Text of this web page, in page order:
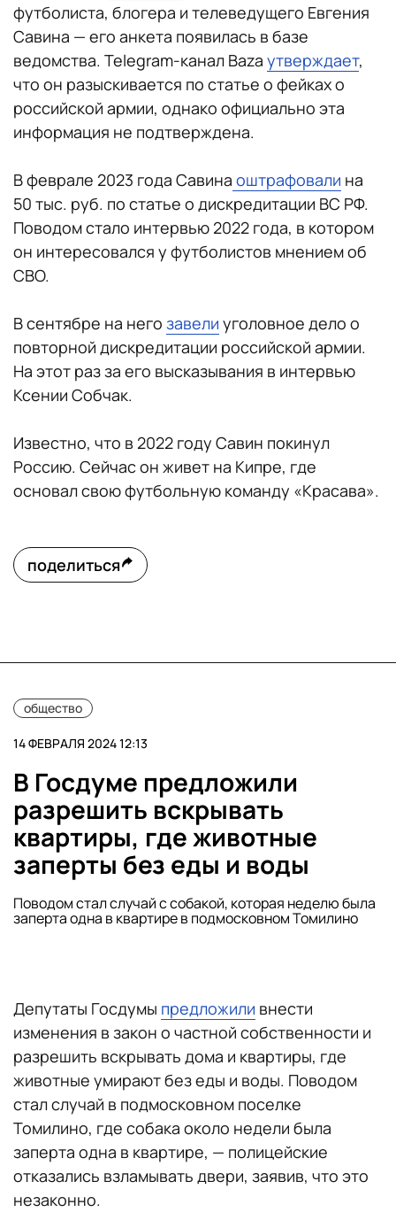
футболиста, блогера и телеведущего Евгения
Савина — его анкета появилась в базе
ведомства. Telegram-канал Baza утверждает,
что он разыскивается по статье о фейках о
российской армии, однако официально эта
информация не подтверждена.
В феврале 2023 года Савина оштрафовали на
50 тыс. руб. по статье о дискредитации ВС РФ.
Поводом стало интервью 2022 года, в котором
он интересовался у футболистов мнением об
СВО.
В сентябре на него завели уголовное дело о
повторной дискредитации российской армии.
На этот раз за его высказывания в интервью
Ксении Собчак.
Известно, что в 2022 году Савин покинул
Россию. Сейчас он живет на Кипре, где
основал свою футбольную команду «Красава».
поделиться
общество
14 ФЕВРАЛЯ 2024 12:13
В Госдуме предложили
разрешить вскрывать
квартиры, где животные
заперты без еды и воды
Поводом стал случай с собакой, которая неделю была
заперта одна в квартире в подмосковном Томилино
Депутаты Госдумы предложили внести
изменения в закон о частной собственности и
разрешить вскрывать дома и квартиры, где
животные умирают без еды и воды. Поводом
стал случай в подмосковном поселке
Томилино, где собака около недели была
заперта одна в квартире, — полицейские
отказались взламывать двери, заявив, что это
незаконно.